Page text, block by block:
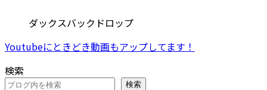
ダックスバックドロップ
Youtubeにときどき動画もアップしてます！
検索
検索